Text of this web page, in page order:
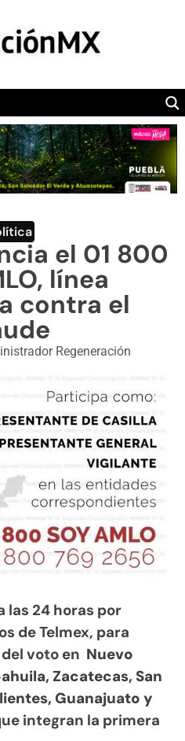
SECTION
el 01 800
línea
contra el
Regeneración
las 24 horas por
de Telmex, para
voto en Nuevo
Zacatecas, San
Guanajuato y
integran la primera